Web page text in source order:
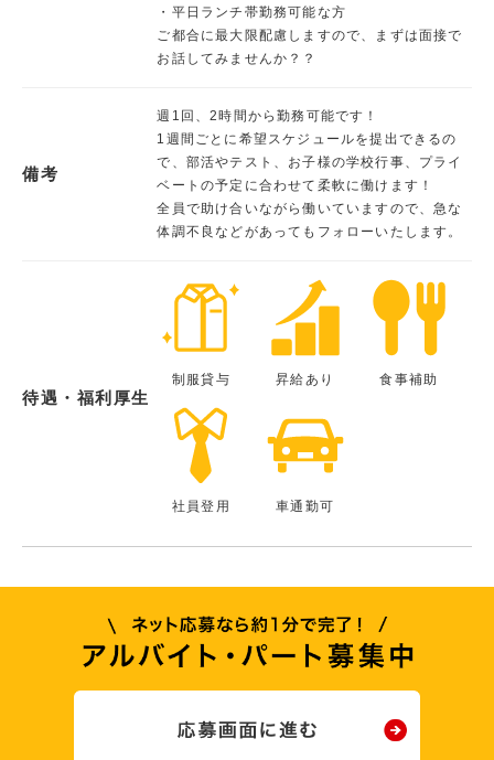
・平日ランチ帯勤務可能な方
ご都合に最大限配慮しますので、まずは面接で
お話してみませんか？？
備考
週1回、2時間から勤務可能です！
1週間ごとに希望スケジュールを提出できるの
で、部活やテスト、お子様の学校行事、プライ
ベートの予定に合わせて柔軟に働けます！
全員で助け合いながら働いていますので、急な
体調不良などがあってもフォローいたします。
待遇・福利厚生
制服貸与 昇給あり 食事補助
社員登用 車通勤可